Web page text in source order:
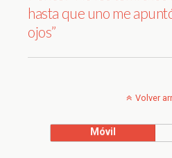
hasta que uno me
ojos”
Volver
Móvil